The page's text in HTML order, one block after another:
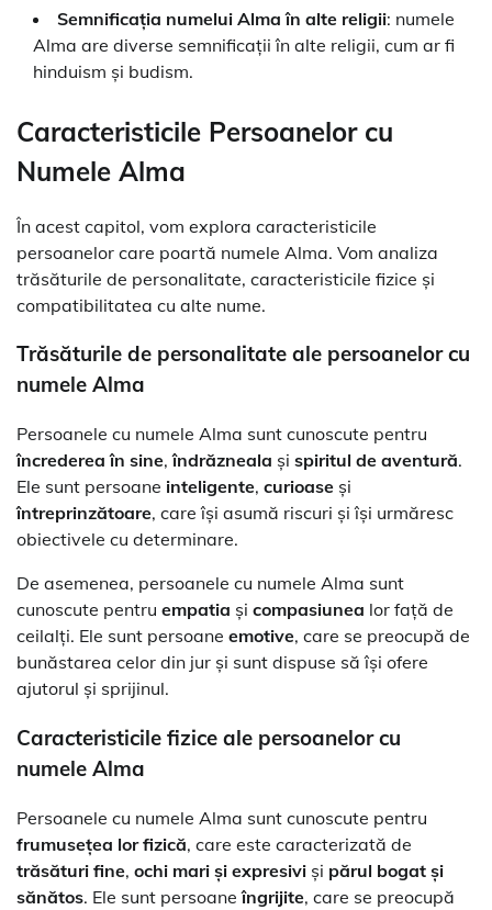
Semnificația numelui Alma în alte religii: numele
Alma are diverse semnificații în alte religii, cum ar fi
hinduism și budism.
Caracteristicile Persoanelor cu
Numele Alma
În acest capitol, vom explora caracteristicile
persoanelor care poartă numele Alma. Vom analiza
trăsăturile de personalitate, caracteristicile fizice și
compatibilitatea cu alte nume.
Trăsăturile de personalitate ale persoanelor cu
numele Alma
Persoanele cu numele Alma sunt cunoscute pentru
încrederea în sine,îndrăzneala și spiritul de aventură.
Ele sunt persoane inteligente, curioase și
întreprinzătoare, care își asumă riscuri și își urmăresc
obiectivele cu determinare.
De asemenea, persoanele cu numele Alma sunt
cunoscute pentru empatia și compasiunea lor față de
ceilalți. Ele sunt persoane emotive, care se preocupă de
bunăstarea celor din jur și sunt dispuse să își ofere
ajutorul și sprijinul.
Caracteristicile fizice ale persoanelor cu
numele Alma
Persoanele cu numele Alma sunt cunoscute pentru
frumusețea lor fizică, care este caracterizată de
trăsături fine, ochi mari și expresivi și părul bogat și
sănătos. Ele sunt persoaneîngrijite, care se preocupă